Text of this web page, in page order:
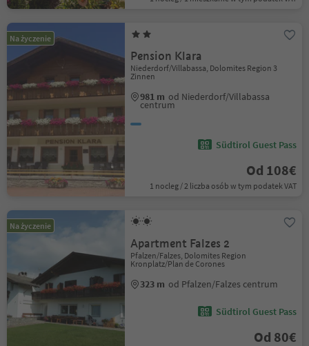
Na życzenie
Pension Klara
Niederdorf/Villabassa, Dolomites Region 3
Zinnen
981 m od Niederdorf/Villabassa
centrum
Südtirol Guest Pass
Od 108€
1 nocleg / 2 liczba osób w tym podatek VAT
Na życzenie
Apartment Falzes 2
Pfalzen/Falzes, Dolomites Region
Kronplatz/Plan de Corones
323 m od Pfalzen/Falzes centrum
Südtirol Guest Pass
Od 80€